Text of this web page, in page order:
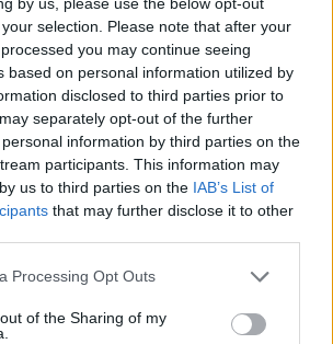
selection. Please note that after your
you may continue seeing
based on personal information utilized by
disclosed to third parties prior to
separately opt-out of the further
information by third parties on the
participants. This information may
us to third parties on the IAB’s List of
that may further disclose it to other
Processing Opt Outs
of the Sharing of my
FTSE4Good
φορά το Αρχαίο Θέατρο Επιδαύρου άνοιξε τις
η ΑΒ Βασιλόπουλος μετατρέπει τη